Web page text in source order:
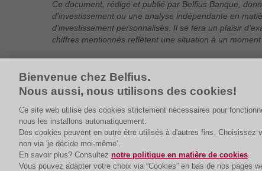
Ce document, rédigé et publié par Belfius Banque,
d’investissement ou une analyse indépendante en
d’investissement personnalisés. Il se fera un plaisir
chiffres mentionnés reflètent une situation à un
Bienvenue chez Belfius.
Nous aussi, nous utilisons des cookies!
Ce site web utilise des cookies strictement nécessaires pour
nous les installons automatiquement.
Des cookies peuvent en outre être utilisés à d'autres fins. Choisissez
non via 'je décide moi-même’.
En savoir plus? Consultez notre politique en matière de cookies.
Vous pouvez adapter votre choix via “Cookies” en bas de nos pages